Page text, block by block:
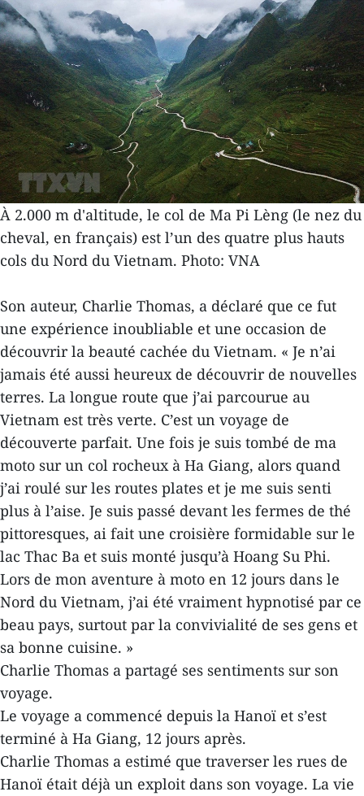
À 2.000 m d'altitude, le col de Ma Pi Lèng (le nez du
cheval, en français) est l’un des quatre plus hauts
cols du Nord du Vietnam. Photo: VNA
Son auteur, Charlie Thomas, a déclaré que ce fut
une expérience inoubliable et une occasion de
découvrir la beauté cachée du Vietnam. « Je n’ai
jamais été aussi heureux de découvrir de nouvelles
terres. La longue route que j’ai parcourue au
Vietnam est très verte. C’est un voyage de
découverte parfait. Une fois je suis tombé de ma
moto sur un col rocheux à Ha Giang, alors quand
j’ai roulé sur les routes plates et je me suis senti
plus à l’aise. Je suis passé devant les fermes de thé
pittoresques, ai fait une croisière formidable sur le
lac Thac Ba et suis monté jusqu’à Hoang Su Phi.
Lors de mon aventure à moto en 12 jours dans le
Nord du Vietnam, j’ai été vraiment hypnotisé par ce
beau pays, surtout par la convivialité de ses gens et
sa bonne cuisine. »
Charlie Thomas a partagé ses sentiments sur son
voyage.
Le voyage a commencé depuis la Hanoï et s’est
terminé à Ha Giang, 12 jours après.
Charlie Thomas a estimé que traverser les rues de
Hanoï était déjà un exploit dans son voyage. La vie